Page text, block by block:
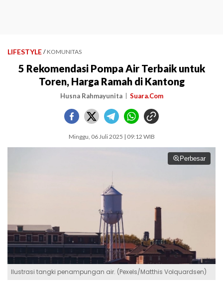
LIFESTYLE / KOMUNITAS
5 Rekomendasi Pompa Air Terbaik untuk
Toren, Harga Ramah di Kantong
Husna Rahmayunita Suara.Com
Minggu, 06 Juli 2025 | 09:12 WIB
Perbesar
Ilustrasi tangki penampungan air. (Pexels/Matthis Volquardsen)